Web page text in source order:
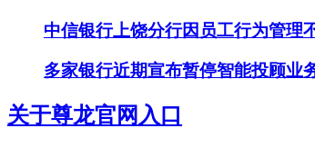
中信银行上饶分行因员工行为管理
多家银行近期宣布暂停智能投顾业
关于尊龙官网入口